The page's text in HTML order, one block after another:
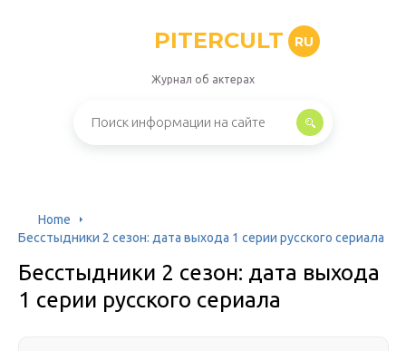
PITERCULT RU
Журнал об актерах
Home
Бесстыдники 2 сезон: дата выхода 1 серии русского сериала
Бесстыдники 2 сезон: дата выхода
1 серии русского сериала